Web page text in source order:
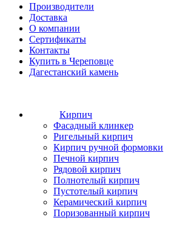
Производители
Доставка
О компании
Сертификаты
Контакты
Купить в Череповце
Дагестанский камень
Кирпич
Фасадный клинкер
Ригельный кирпич
Кирпич ручной формовки
Печной кирпич
Рядовой кирпич
Полнотелый кирпич
Пустотелый кирпич
Керамический кирпич
Поризованный кирпич